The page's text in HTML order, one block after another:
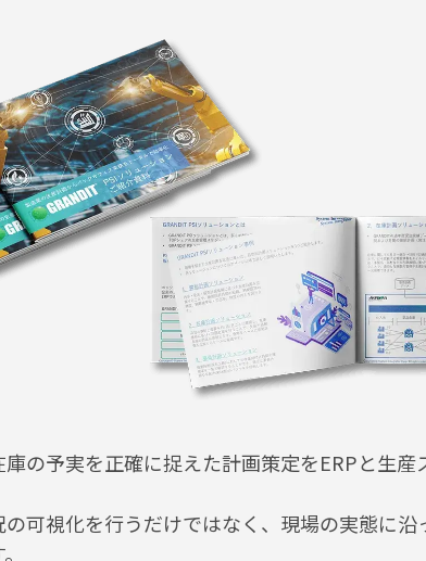
の予実を正確に捉えた計画策定をERPと生産
可視化を行うだけではなく、現場の実態に沿